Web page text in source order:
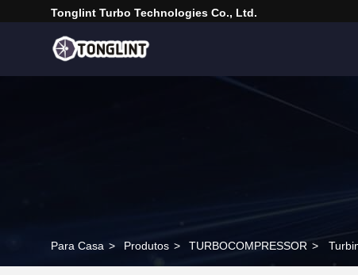
Tonglint Turbo Technologies Co., Ltd.
Para Casa > Produtos > TURBOCOMPRESSOR >